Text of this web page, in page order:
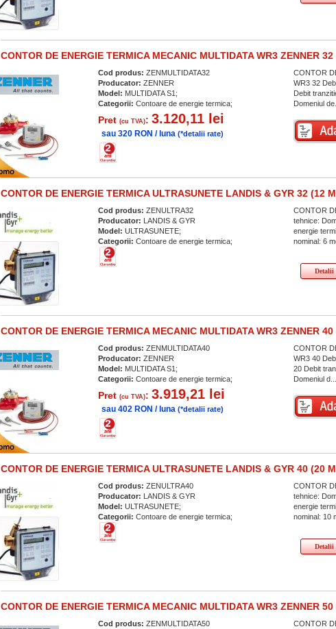
CONTOR DE ENERGIE TERMICA MECANIC MULTIDATA WR3 ZENNER
Cod produs:ZENMULTIDATA32
Producator:ZENNER
Model: MULTIDATA S1;
Categorii:Contoare de energie termica;
Pret(cu TVA):3.120,11 lei
sau 320 RON / luna(*detalii rate)
CONTOR
WR3 32
Debit
Domeniul
CONTOR DE ENERGIE TERMICA ULTRASUNETE LANDIS & GYR 32 (12
Cod produs:ZENULTRA32
Producator: LANDIS & GYR
Model:ULTRASUNETE;
Categorii:Contoare de energie termica;
CONTOR
tehnice:
energie
nominal: 6
Detalii
CONTOR DE ENERGIE TERMICA MECANIC MULTIDATA WR3 ZENNER
Cod produs:ZENMULTIDATA40
Producator:ZENNER
Model: MULTIDATA S1;
Categorii:Contoare de energie termica;
Pret(cu TVA):3.919,21 lei
sau 402 RON / luna(*detalii rate)
CONTOR
WR3 40
20 Debit
Domeniul d...
CONTOR DE ENERGIE TERMICA ULTRASUNETE LANDIS & GYR 40 (20
Cod produs:ZENULTRA40
Producator: LANDIS & GYR
Model:ULTRASUNETE;
Categorii:Contoare de energie termica;
CONTOR
tehnice:
energie
nominal: 10
Detalii
CONTOR DE ENERGIE TERMICA MECANIC MULTIDATA WR3 ZENNER
Cod produs:ZENMULTIDATA50 CONTOR